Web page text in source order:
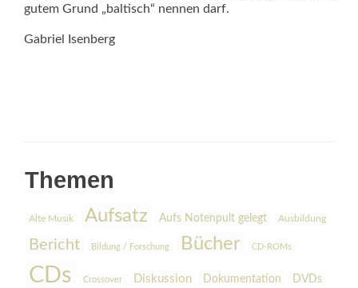
gutem Grund „baltisch“ nennen darf.
Gabriel Isenberg
Themen
Alte Musik Aufsatz Aufs Notenpult gelegt Ausbildung
Bericht Bildung / Forschung Bücher CD-ROMs
CDs Crossover Diskussion Dokumentation DVDs